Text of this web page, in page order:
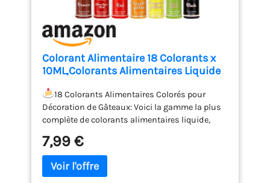
Colorant Alimentaire 18 Colorants x
10ML,Colorants Alimentaires Liquide
Décoration de
Gâteaux,Fondant,Oeufs de
Pâques,Pâtisserie,Glaçage,Cuisson,Sli
me Savon DIY
18 Colorants Alimentaires Colorés pour
Décoration de Gâteaux: Voici la gamme la plus
complète de colorants alimentaires liquide,
par le maître des desserts. 18 colorants
alimentaires virbant hautement concentrés,
notamment: rouge, rose, blanc, noir, brun, vert
7,99 €